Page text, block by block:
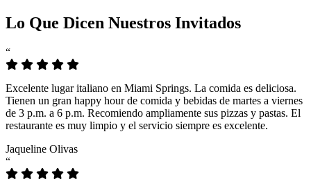
Lo Que Dicen Nuestros Invitados
“
Excelente lugar italiano en Miami Springs. La comida es deliciosa.
Tienen un gran happy hour de comida y bebidas de martes a viernes
de 3 p.m. a 6 p.m. Recomiendo ampliamente sus pizzas y pastas. El
restaurante es muy limpio y el servicio siempre es excelente.
Jaqueline Olivas
“